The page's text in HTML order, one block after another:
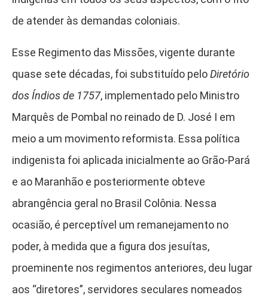
de atender às demandas coloniais.
Esse Regimento das Missões, vigente durante
quase sete décadas, foi substituído peloDiretório
dos Índios de 1757, implementado pelo Ministro
Marquês de Pombal no reinado de D. José I em
meio a um movimento reformista. Essa política
indigenista foi aplicada inicialmente ao Grão-Pará
e ao Maranhão e posteriormente obteve
abrangência geral no Brasil Colônia. Nessa
ocasião, é perceptível um remanejamento no
poder, à medida que a figura dos jesuítas,
proeminente nos regimentos anteriores, deu lugar
aos “diretores”, servidores seculares nomeados